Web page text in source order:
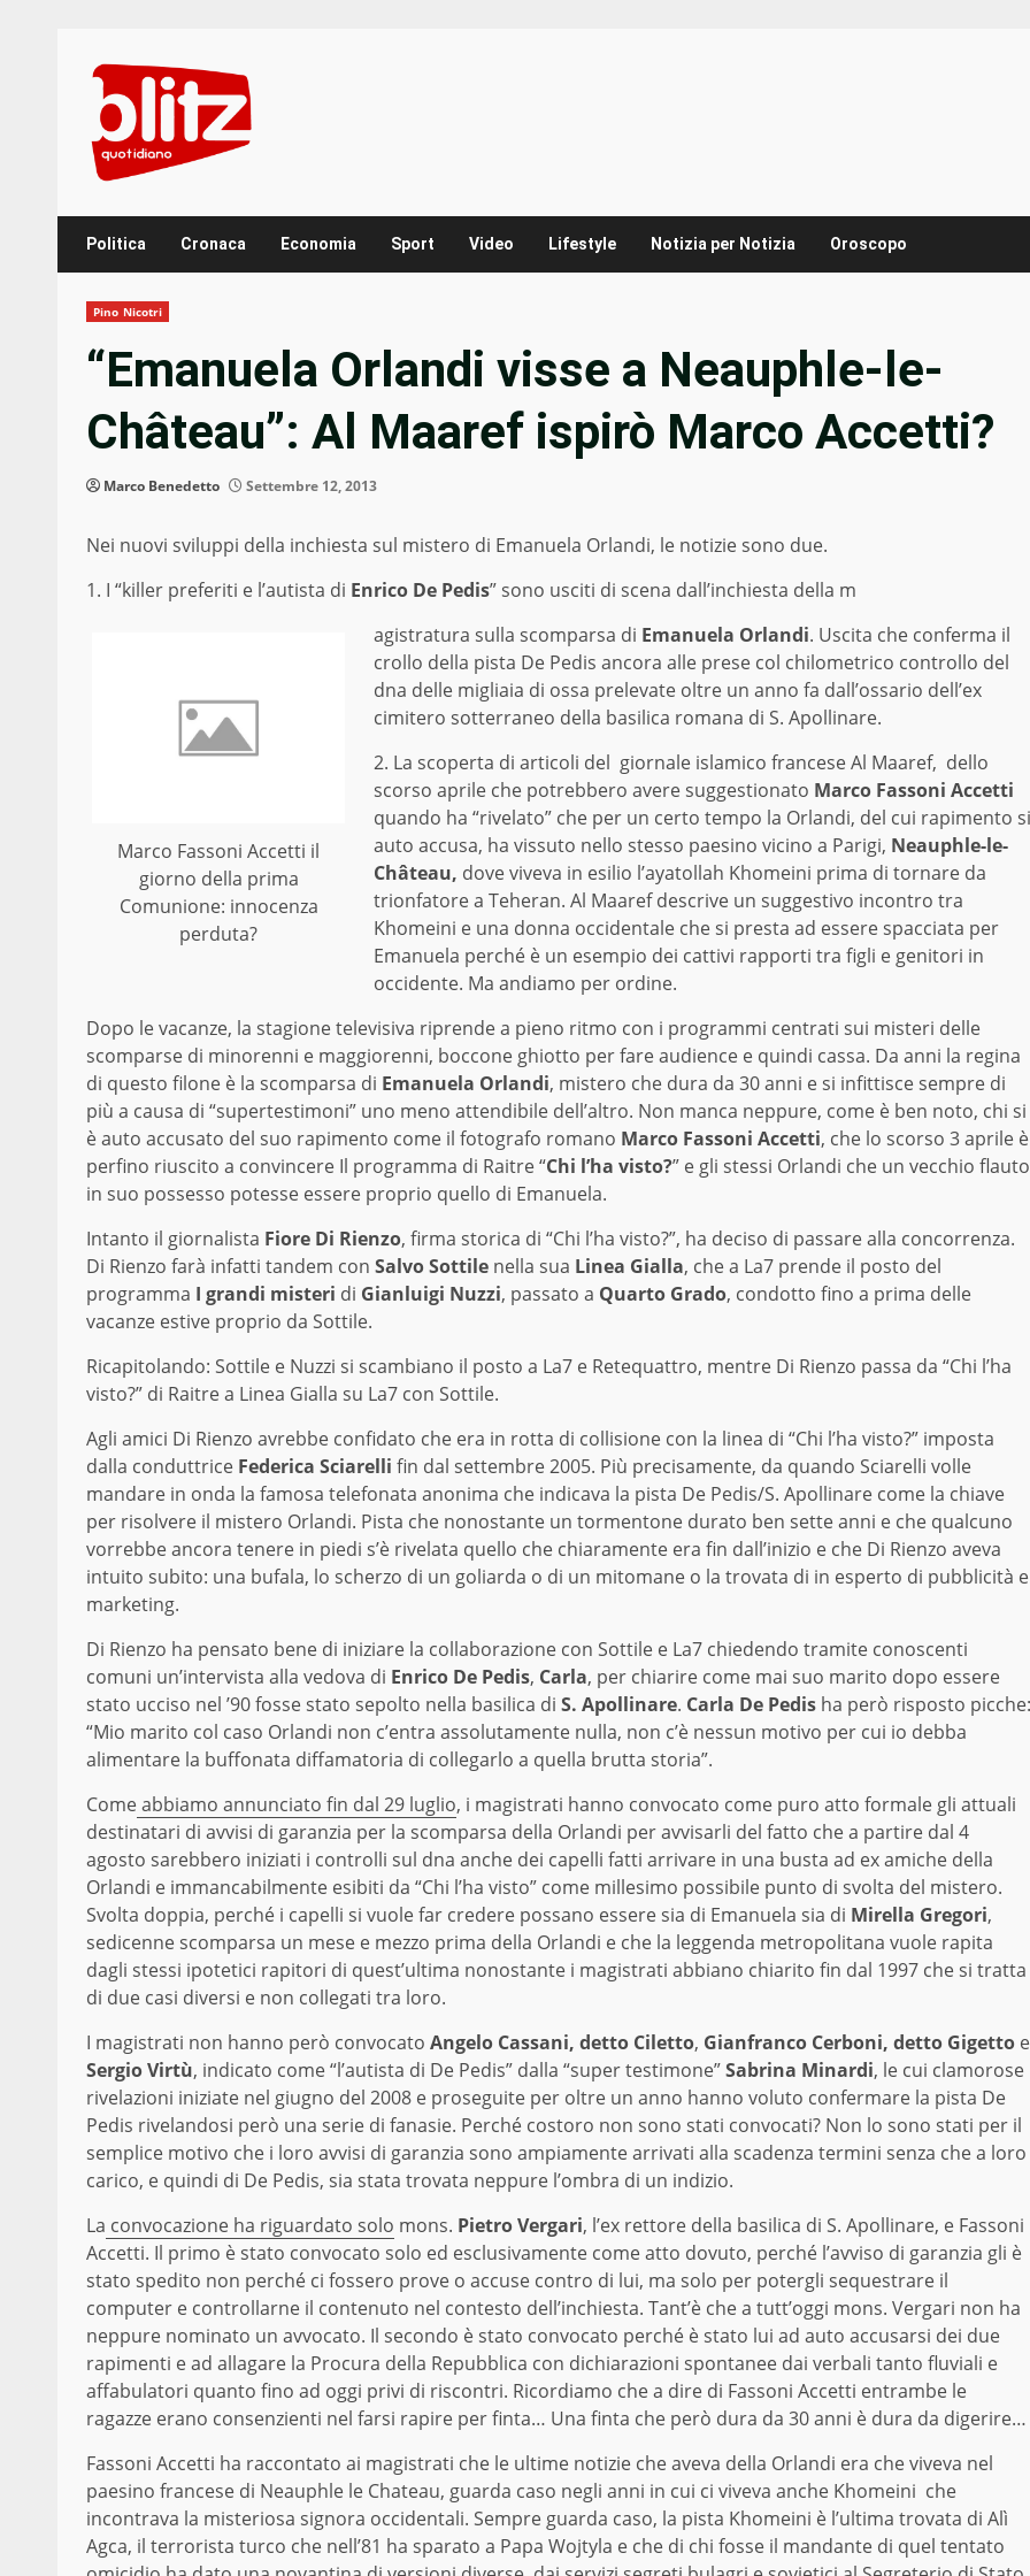
content
Politica Cronaca Economia Sport Video Lifestyle Notizia per Notizia Oroscopo
Pino Nicotri
“Emanuela Orlandi visse a Neauphle-le-
Château”: Al Maaref ispirò Marco Accetti?
Marco Benedetto Settembre 12, 2013
Nei nuovi sviluppi della inchiesta sul mistero di Emanuela Orlandi, le notizie sono due.
1. I “killer preferiti e l’autista di Enrico De Pedis” sono usciti di scena dall’inchiesta della m
Marco Fassoni Accetti il
giorno della prima
Comunione: innocenza
perduta?
agistratura sulla scomparsa di Emanuela Orlandi. Uscita che conferma il
crollo della pista De Pedis ancora alle prese col chilometrico controllo del
dna delle migliaia di ossa prelevate oltre un anno fa dall’ossario dell’ex
cimitero sotterraneo della basilica romana di S. Apollinare.
2. La scoperta di articoli del giornale islamico francese Al Maaref, dello
scorso aprile che potrebbero avere suggestionato Marco Fassoni Accetti
quando ha “rivelato” che per un certo tempo la Orlandi, del cui rapimento si
auto accusa, ha vissuto nello stesso paesino vicino a Parigi, Neauphle-le-
Château, dove viveva in esilio l’ayatollah Khomeini prima di tornare da
trionfatore a Teheran. Al Maaref descrive un suggestivo incontro tra
Khomeini e una donna occidentale che si presta ad essere spacciata per
Emanuela perché è un esempio dei cattivi rapporti tra figli e genitori in
occidente. Ma andiamo per ordine.
Dopo le vacanze, la stagione televisiva riprende a pieno ritmo con i programmi centrati sui misteri delle
scomparse di minorenni e maggiorenni, boccone ghiotto per fare audience e quindi cassa. Da anni la regina
di questo filone è la scomparsa di Emanuela Orlandi, mistero che dura da 30 anni e si infittisce sempre di
più a causa di “supertestimoni” uno meno attendibile dell’altro. Non manca neppure, come è ben noto, chi si
è auto accusato del suo rapimento come il fotografo romano Marco Fassoni Accetti, che lo scorso 3 aprile è
perfino riuscito a convincere Il programma di Raitre “Chi l’ha visto?” e gli stessi Orlandi che un vecchio flauto
in suo possesso potesse essere proprio quello di Emanuela.
Intanto il giornalista Fiore Di Rienzo, firma storica di “Chi l’ha visto?”, ha deciso di passare alla concorrenza.
Di Rienzo farà infatti tandem con Salvo Sottile nella sua Linea Gialla, che a La7 prende il posto del
programma I grandi misteri di Gianluigi Nuzzi, passato a Quarto Grado, condotto fino a prima delle
vacanze estive proprio da Sottile.
Ricapitolando: Sottile e Nuzzi si scambiano il posto a La7 e Retequattro, mentre Di Rienzo passa da “Chi l’ha
visto?” di Raitre a Linea Gialla su La7 con Sottile.
Agli amici Di Rienzo avrebbe confidato che era in rotta di collisione con la linea di “Chi l’ha visto?” imposta
dalla conduttrice Federica Sciarelli fin dal settembre 2005. Più precisamente, da quando Sciarelli volle
mandare in onda la famosa telefonata anonima che indicava la pista De Pedis/S. Apollinare come la chiave
per risolvere il mistero Orlandi. Pista che nonostante un tormentone durato ben sette anni e che qualcuno
vorrebbe ancora tenere in piedi s’è rivelata quello che chiaramente era fin dall’inizio e che Di Rienzo aveva
intuito subito: una bufala, lo scherzo di un goliarda o di un mitomane o la trovata di in esperto di pubblicità e
marketing.
Di Rienzo ha pensato bene di iniziare la collaborazione con Sottile e La7 chiedendo tramite conoscenti
comuni un’intervista alla vedova di Enrico De Pedis, Carla, per chiarire come mai suo marito dopo essere
stato ucciso nel ’90 fosse stato sepolto nella basilica di S. Apollinare. Carla De Pedis ha però risposto picche:
“Mio marito col caso Orlandi non c’entra assolutamente nulla, non c’è nessun motivo per cui io debba
alimentare la buffonata diffamatoria di collegarlo a quella brutta storia”.
Comeabbiamo annunciato fin dal 29 luglio, i magistrati hanno convocato come puro atto formale gli attuali
destinatari di avvisi di garanzia per la scomparsa della Orlandi per avvisarli del fatto che a partire dal 4
agosto sarebbero iniziati i controlli sul dna anche dei capelli fatti arrivare in una busta ad ex amiche della
Orlandi e immancabilmente esibiti da “Chi l’ha visto” come millesimo possibile punto di svolta del mistero.
Svolta doppia, perché i capelli si vuole far credere possano essere sia di Emanuela sia di Mirella Gregori,
sedicenne scomparsa un mese e mezzo prima della Orlandi e che la leggenda metropolitana vuole rapita
dagli stessi ipotetici rapitori di quest’ultima nonostante i magistrati abbiano chiarito fin dal 1997 che si tratta
di due casi diversi e non collegati tra loro.
I magistrati non hanno però convocato Angelo Cassani, detto Ciletto, Gianfranco Cerboni, detto Gigetto e
SergioVirtù, indicato come “l’autista di De Pedis” dalla “super testimone”Sabrina Minardi, le cui clamorose
rivelazioni iniziate nel giugno del 2008 e proseguite per oltre un anno hanno voluto confermare la pista De
Pedis rivelandosi però una serie di fanasie. Perché costoro non sono stati convocati? Non lo sono stati per il
semplice motivo che i loro avvisi di garanzia sono ampiamente arrivati alla scadenza termini senza che a loro
carico, e quindi di De Pedis, sia stata trovata neppure l’ombra di un indizio.
La convocazione ha riguardato solo mons. Pietro Vergari, l’ex rettore della basilica di S. Apollinare, e Fassoni
Accetti. Il primo è stato convocato solo ed esclusivamente come atto dovuto, perché l’avviso di garanzia gli è
stato spedito non perché ci fossero prove o accuse contro di lui, ma solo per potergli sequestrare il
computer e controllarne il contenuto nel contesto dell’inchiesta. Tant’è che a tutt’oggi mons. Vergari non ha
neppure nominato un avvocato. Il secondo è stato convocato perché è stato lui ad auto accusarsi dei due
rapimenti e ad allagare la Procura della Repubblica con dichiarazioni spontanee dai verbali tanto fluviali e
affabulatori quanto fino ad oggi privi di riscontri. Ricordiamo che a dire di Fassoni Accetti entrambe le
ragazze erano consenzienti nel farsi rapire per finta… Una finta che però dura da 30 anni è dura da digerire…
Fassoni Accetti ha raccontato ai magistrati che le ultime notizie che aveva della Orlandi era che viveva nel
paesino francese di Neauphle le Chateau, guarda caso negli anni in cui ci viveva anche Khomeini che
incontrava la misteriosa signora occidentali. Sempre guarda caso, la pista Khomeini è l’ultima trovata di Alì
Agca, il terrorista turco che nell’81 ha sparato a Papa Wojtyla e che di chi fosse il mandante di quel tentato